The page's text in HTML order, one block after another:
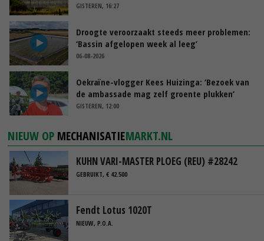
GISTEREN, 16:27
Droogte veroorzaakt steeds meer problemen:
‘Bassin afgelopen week al leeg’
06-08-2026
Oekraïne-vlogger Kees Huizinga: ‘Bezoek van
de ambassade mag zelf groente plukken’
GISTEREN, 12:00
NIEUW OP MECHANISATIEMARKT.NL
KUHN VARI-MASTER PLOEG (REU) #28242
GEBRUIKT, € 42.500
Fendt Lotus 1020T
NIEUW, P.O.A.